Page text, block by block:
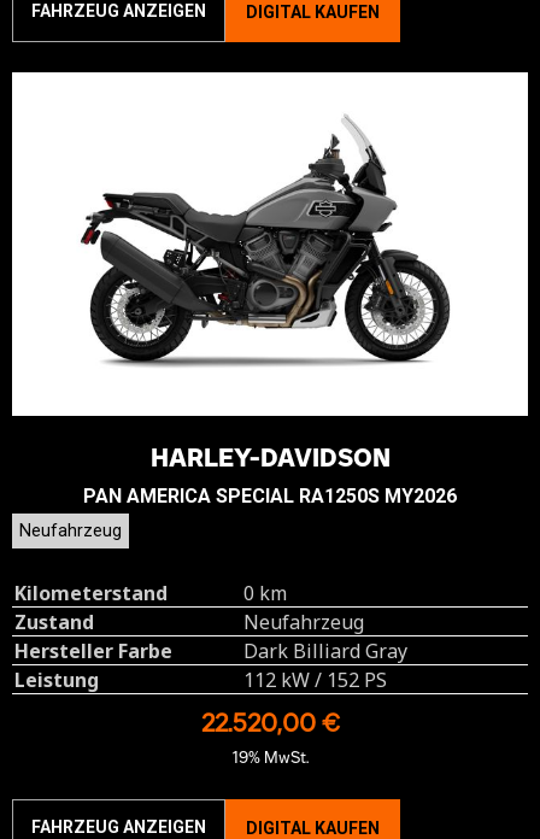
FAHRZEUG ANZEIGEN DIGITAL KAUFEN
HARLEY-DAVIDSON
PAN AMERICA SPECIAL RA1250S MY2026
Neufahrzeug
Kilometerstand
0 km
Zustand
Neufahrzeug
Hersteller Farbe
Dark Billiard Gray
Leistung
112 kW / 152 PS
22.520,00 €
19% MwSt.
FAHRZEUG ANZEIGEN DIGITAL KAUFEN